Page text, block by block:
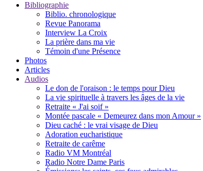
Bibliographie
Biblio. chronologique
Revue Panorama
Interview La Croix
La prière dans ma vie
Témoin d'une Présence
Photos
Articles
Audios
Le don de l'oraison : le temps pour Dieu
La vie spirituelle à travers les âges de la vie
Retraite « J'ai soif »
Montée pascale « Demeurez dans mon Amour »
Dieu caché : le vrai visage de Dieu
Adoration eucharistique
Retraite de carême
Radio VM Montréal
Radio Notre Dame Paris